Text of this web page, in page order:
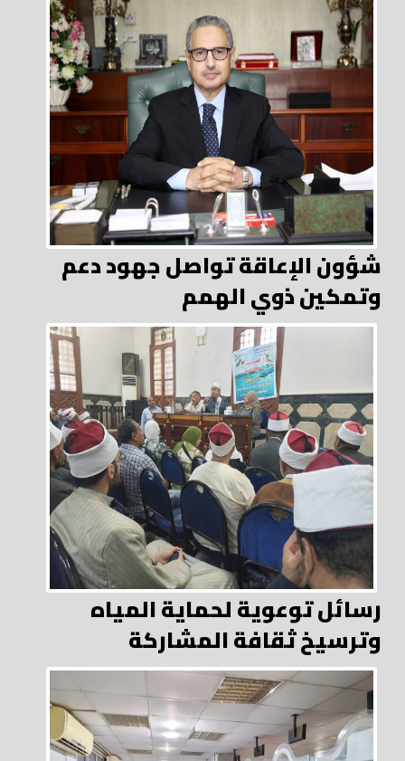
شؤون الإعاقة تواصل جهود دعم
وتمكين ذوي الهمم
رسائل توعوية لحماية المياه
وترسيخ ثقافة المشاركة